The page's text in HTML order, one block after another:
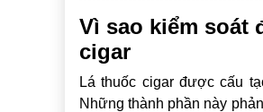
Vì sao kiểm soát
cigar
Lá thuốc cigar được cấu
Những thành phần này